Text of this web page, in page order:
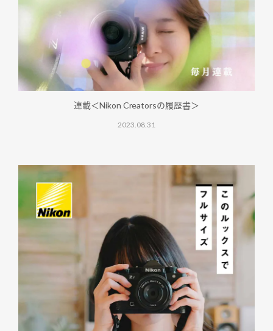
連載＜Nikon Creatorsの履歴書＞
2023.08.31